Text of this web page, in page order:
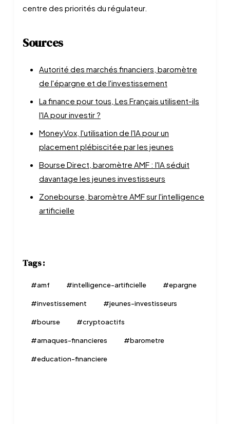
centre des priorités du régulateur.
Sources
Autorité des marchés financiers, baromètre
de l'épargne et de l'investissement
La finance pour tous, Les Français utilisent-ils
l'IA pour investir ?
MoneyVox, l'utilisation de l'IA pour un
placement plébiscitée par les jeunes
Bourse Direct, baromètre AMF : l'IA séduit
davantage les jeunes investisseurs
Zonebourse, baromètre AMF sur l'intelligence
artificielle
Tags :
#amf #intelligence-artificielle #epargne
#investissement #jeunes-investisseurs
#bourse #cryptoactifs
#arnaques-financieres #barometre
#education-financiere